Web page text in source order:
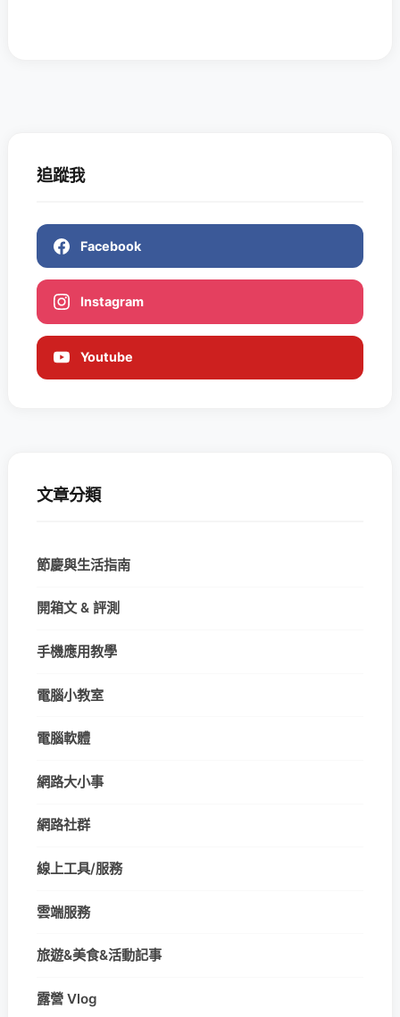
追蹤我
Facebook
Instagram
Youtube
文章分類
節慶與生活指南
開箱文 & 評測
手機應用教學
電腦小教室
電腦軟體
網路大小事
網路社群
線上工具/服務
雲端服務
旅遊&美食&活動記事
露營 Vlog